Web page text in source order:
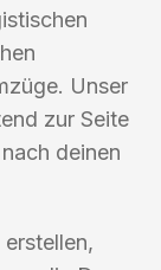
Unser
zur Seite
deinen